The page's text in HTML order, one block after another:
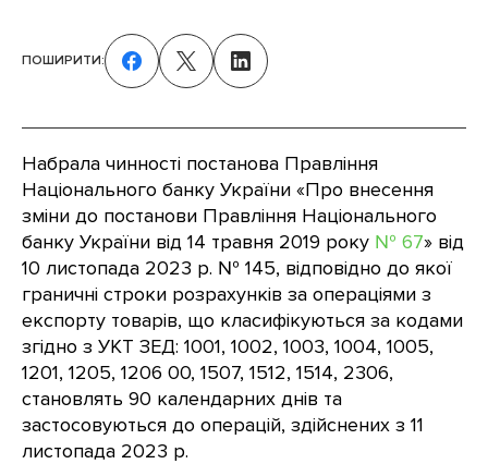
Набрала чинності постанова Правління
Національного банку України «Про внесення
зміни до постанови Правління Національного
банку України від 14 травня 2019 року № 67» від
10 листопада 2023 р. № 145, відповідно до якої
граничні строки розрахунків за операціями з
експорту товарів, що класифікуються за кодами
згідно з УКТ ЗЕД: 1001, 1002, 1003, 1004, 1005,
1201, 1205, 1206 00, 1507, 1512, 1514, 2306,
становлять 90 календарних днів та
застосовуються до операцій, здійснених з 11
листопада 2023 р.
ПОШИРИТИ: